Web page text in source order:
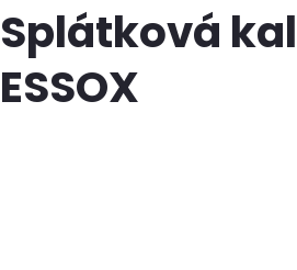
Splátková
ESSOX